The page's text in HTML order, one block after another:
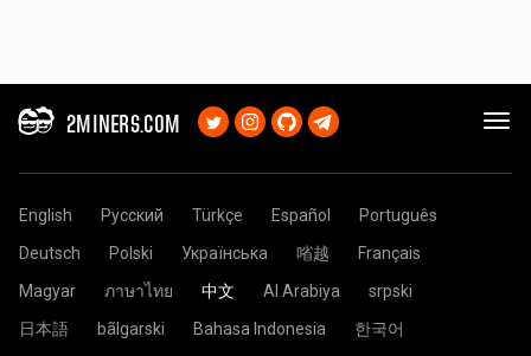
2MINERS.COM
English Русский Türkçe Español
Português
Deutsch
Polski Українська 㗂越
Français
Magyar
ภาษาไทย 中文 Al Arabiya
srpski
日本語
bãlgarski Bahasa Indonesia
한국어